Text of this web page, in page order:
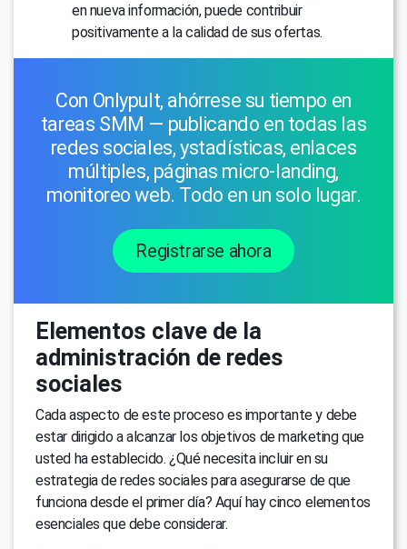
en nueva información, puede contribuir
positivamente a la calidad de sus ofertas.
Con Onlypult, ahórrese su tiempo en
tareas SMM — publicando en todas las
redes sociales, уstadísticas, enlaces
múltiples, páginas micro-landing,
monitoreo web. Todo en un solo lugar.
Registrarse ahora
Elementos clave de la
administración de redes
sociales
Cada aspecto de este proceso es importante y debe
estar dirigido a alcanzar los objetivos de marketing que
usted ha establecido. ¿Qué necesita incluir en su
estrategia de redes sociales para asegurarse de que
funciona desde el primer día? Aquí hay cinco elementos
esenciales que debe considerar.